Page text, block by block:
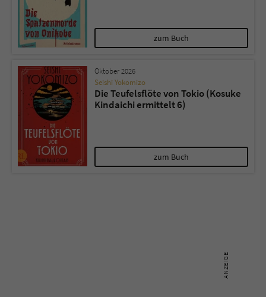
zum Buch
Oktober 2026
Seishi Yokomizo
Die Teufelsflöte von Tokio (Kosuke
Kindaichi ermittelt 6)
zum Buch